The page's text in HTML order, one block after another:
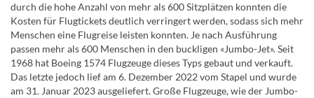
durch die hohe Anzahl von mehr als 600 Sitzplätzen konnten die
Kosten für Flugtickets deutlich verringert werden, sodass sich mehr
Menschen eine Flugreise leisten konnten. Je nach Ausführung
passen mehr als 600 Menschen in den buckligen «Jumbo-Jet». Seit
1968 hat Boeing 1574 Flugzeuge dieses Typs gebaut und verkauft.
Das letzte jedoch lief am 6. Dezember 2022 vom Stapel und wurde
am 31. Januar 2023 ausgeliefert. Große Flugzeuge, wie der Jumbo-